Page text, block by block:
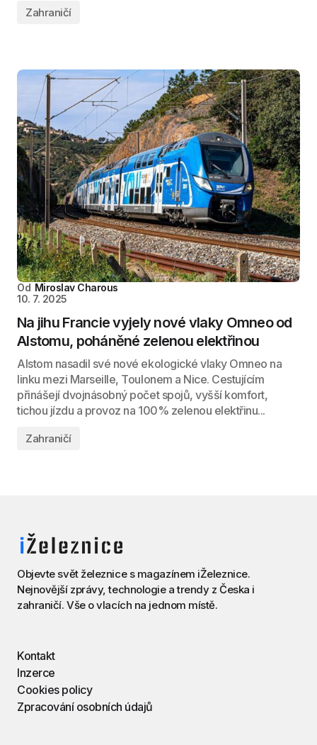
Zahraničí
Od Miroslav Charous
10. 7. 2025
Na jihu Francie vyjely nové vlaky Omneo od
Alstomu, poháněné zelenou elektřinou
Alstom nasadil své nové ekologické vlaky Omneo na
linku mezi Marseille, Toulonem a Nice. Cestujícím
přinášejí dvojnásobný počet spojů, vyšší komfort,
tichou jízdu a provoz na 100% zelenou elektřinu...
Zahraničí
Objevte svět železnice s magazínem iŽeleznice.
Nejnovější zprávy, technologie a trendy z Česka i
zahraničí. Vše o vlacích na jednom místě.
Kontakt
Inzerce
Cookies policy
Zpracování osobních údajů